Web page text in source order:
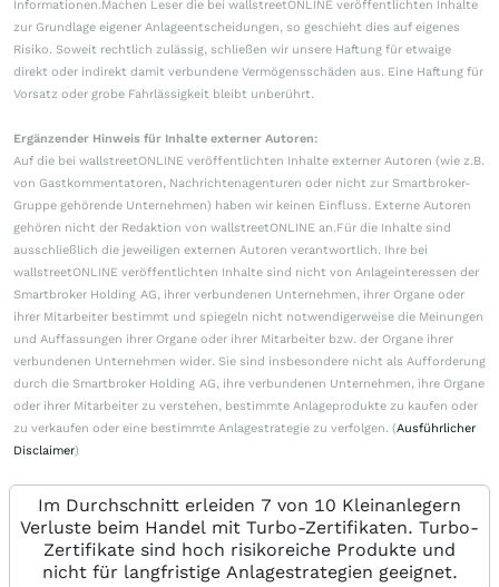
Informationen.Machen Leser die bei wallstreetONLINE veröffentlichten Inhalte
zur Grundlage eigener Anlageentscheidungen, so geschieht dies auf eigenes
Risiko. Soweit rechtlich zulässig, schließen wir unsere Haftung für etwaige
direkt oder indirekt damit verbundene Vermögensschäden aus. Eine Haftung für
Vorsatz oder grobe Fahrlässigkeit bleibt unberührt.
Ergänzender Hinweis für Inhalte externer Autoren:
Auf die bei wallstreetONLINE veröffentlichten Inhalte externer Autoren (wie z.B.
von Gastkommentatoren, Nachrichtenagenturen oder nicht zur Smartbroker-
Gruppe gehörende Unternehmen) haben wir keinen Einfluss. Externe Autoren
gehören nicht der Redaktion von wallstreetONLINE an.Für die Inhalte sind
ausschließlich die jeweiligen externen Autoren verantwortlich. Ihre bei
wallstreetONLINE veröffentlichten Inhalte sind nicht von Anlageinteressen der
Smartbroker Holding AG, ihrer verbundenen Unternehmen, ihrer Organe oder
ihrer Mitarbeiter bestimmt und spiegeln nicht notwendigerweise die Meinungen
und Auffassungen ihrer Organe oder ihrer Mitarbeiter bzw. der Organe ihrer
verbundenen Unternehmen wider. Sie sind insbesondere nicht als Aufforderung
durch die Smartbroker Holding AG, ihre verbundenen Unternehmen, ihre Organe
oder ihrer Mitarbeiter zu verstehen, bestimmte Anlageprodukte zu kaufen oder
zu verkaufen oder eine bestimmte Anlagestrategie zu verfolgen. (Ausführlicher
Disclaimer)
Im Durchschnitt erleiden 7 von 10 Kleinanlegern
Verluste beim Handel mit Turbo-Zertifikaten. Turbo-
Zertifikate sind hoch risikoreiche Produkte und
nicht für langfristige Anlagestrategien geeignet.